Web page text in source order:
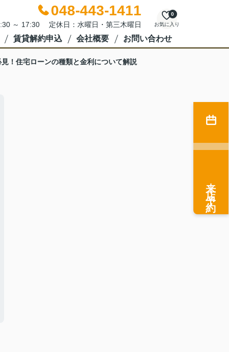
048-443-1411
～ 17:30 定休日：水曜日・第三木曜日 お気に入り
0
賃貸解約申込 会社概要 お問い合わせ
！住宅ローンの種類と金利について解説
来店予約